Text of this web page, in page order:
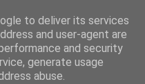
to deliver its services
and user-agent are
and security
generate usage
abuse.